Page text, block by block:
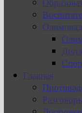
Главная